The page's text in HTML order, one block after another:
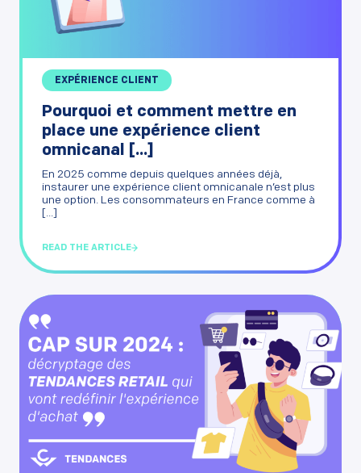
EXPÉRIENCE CLIENT
Pourquoi et comment mettre en
place une expérience client
omnicanal [...]
En 2025 comme depuis quelques années déjà,
instaurer une expérience client omnicanale n’est plus
une option. Les consommateurs en France comme à
[...]
READ THE ARTICLE